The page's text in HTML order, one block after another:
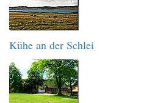
Kühe an der Schlei